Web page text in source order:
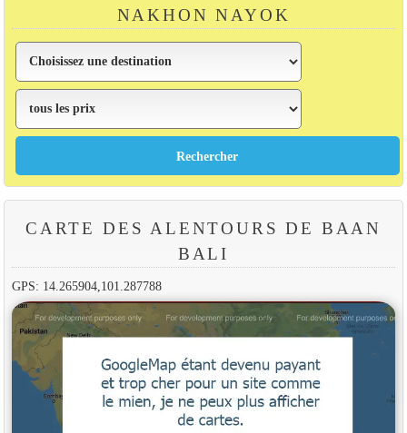
NAKHON NAYOK
CARTE DES ALENTOURS DE BAAN
BALI
GPS: 14.265904,101.287788